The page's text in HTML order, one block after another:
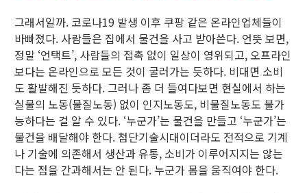
그래서일까. 코로나19 발생 이후 쿠팡 같은 온라인업체들이
바빠졌다. 사람들은 집에서 물건을 사고 받아쓴다. 언뜻 보면,
정말 ‘언택트’, 사람들의 접촉 없이 일상이 영위되고, 오프라인
보다는 온라인으로 모든 것이 굴러가는 듯하다. 비대면 소비
도 활발해진 듯하다. 그러나 좀 더 들여다보면 현실에서 하는
실물의 노동(물질노동) 없이 인지노동도, 비물질노동도 불가
능하다는 걸 알 수 있다. ‘누군가’는 물건을 만들고 ‘누군가’는
물건을 배달해야 한다. 첨단기술시대이더라도 전적으로 기계
나 기술에 의존해서 생산과 유통, 소비가 이루어지지는 않는
다는 점을 간과해서는 안 된다. 누군가 몸을 움직여야 한다.